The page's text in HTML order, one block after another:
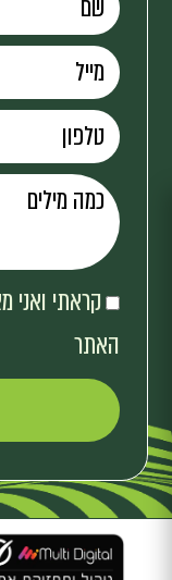
קראתי
האתר